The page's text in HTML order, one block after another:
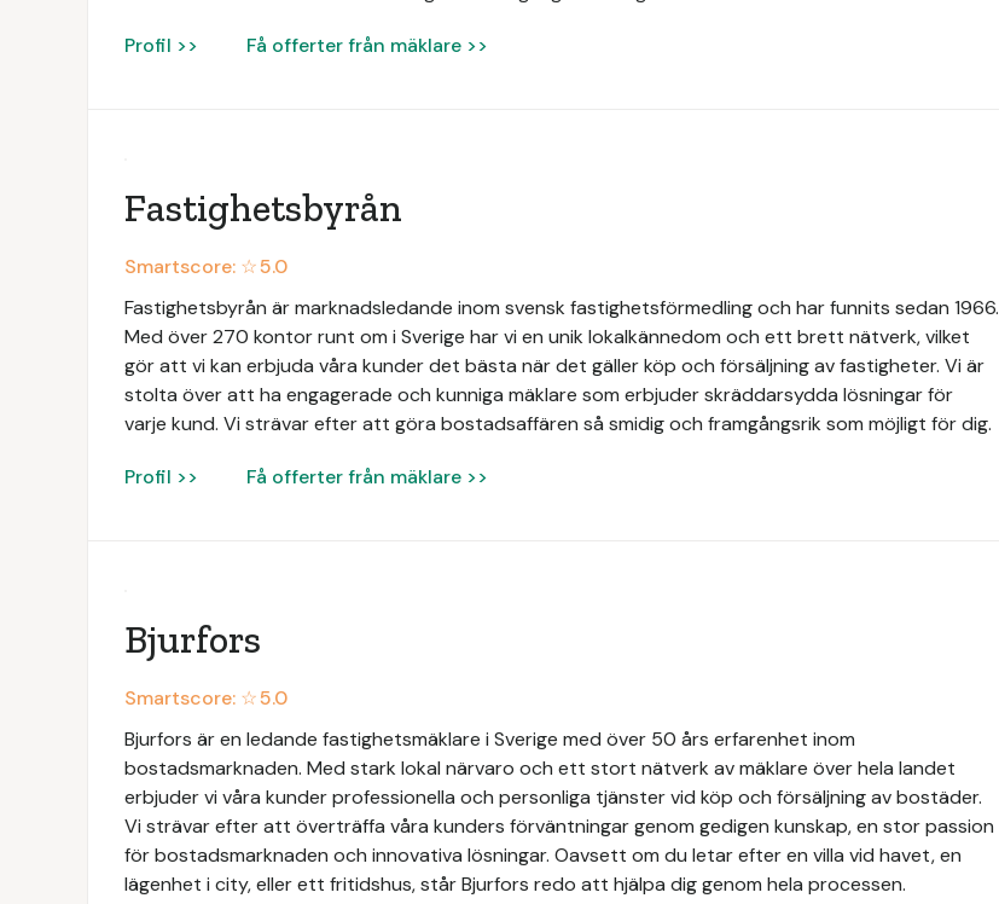
Profil >> Få offerter från mäklare >>
Fastighetsbyrån
Smartscore: ☆5.0
Fastighetsbyrån är marknadsledande inom svensk fastighetsförmedling och har funnits sedan 1966.
Med över 270 kontor runt om i Sverige har vi en unik lokalkännedom och ett brett nätverk, vilket
gör att vi kan erbjuda våra kunder det bästa när det gäller köp och försäljning av fastigheter. Vi är
stolta över att ha engagerade och kunniga mäklare som erbjuder skräddarsydda lösningar för
varje kund. Vi strävar efter att göra bostadsaffären så smidig och framgångsrik som möjligt för dig.
Profil >> Få offerter från mäklare >>
Bjurfors
Smartscore: ☆5.0
Bjurfors är en ledande fastighetsmäklare i Sverige med över 50 års erfarenhet inom
bostadsmarknaden. Med stark lokal närvaro och ett stort nätverk av mäklare över hela landet
erbjuder vi våra kunder professionella och personliga tjänster vid köp och försäljning av bostäder.
Vi strävar efter att överträffa våra kunders förväntningar genom gedigen kunskap, en stor passion
för bostadsmarknaden och innovativa lösningar. Oavsett om du letar efter en villa vid havet, en
lägenhet i city, eller ett fritidshus, står Bjurfors redo att hjälpa dig genom hela processen.